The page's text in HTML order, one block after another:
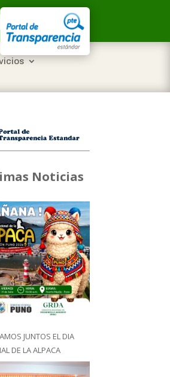
Noticias
JUNTOS EL DIA
DE LA ALPACA